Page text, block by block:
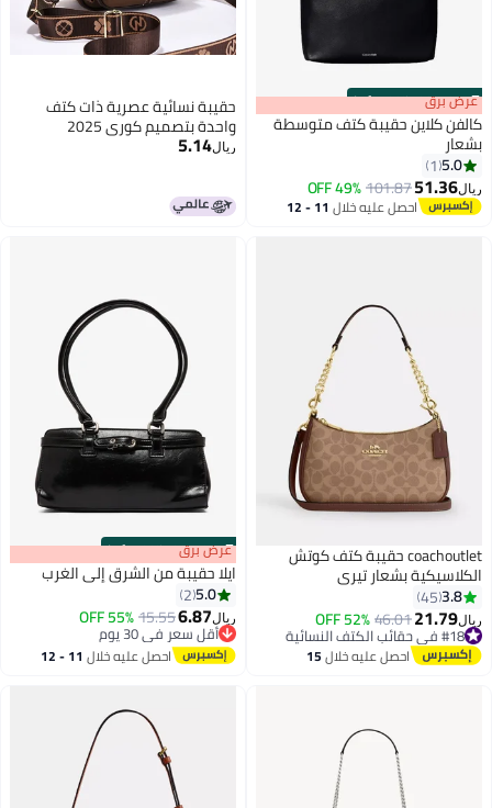
00m:00s
·
100% Left عرض برق
كالفن كلاين حقيبة كتف متوسطة
بشعار
5.0
1
ريال51.36
101.87
49% OFF
احصل عليه خلال 11 - 12
حقيبة نسائية عصرية ذات كتف
واحدة بتصميم كوري 2025
ريال5.14
2
coachoutlet حقيبة كتف كوتش
الكلاسيكية بشعار تيري
3.8
45
ريال21.79
46.01
52% OFF #18 في حقائب الكتف النسائية
تم بيع +20 مؤخرًا
#18 في حقائب الكتف النسائية احصل عليه خلال15
00m:00s
·
100% Left
3
عرض برق
ايلا حقيبة من الشرق إلى الغرب
5.0
2
ريال6.87
15.55
55% OFFأقل سعر في 30 يوم
باقي 1 وحدات في المخزون
أقل سعر في 30 يوماحصل عليه خلال 11 - 12